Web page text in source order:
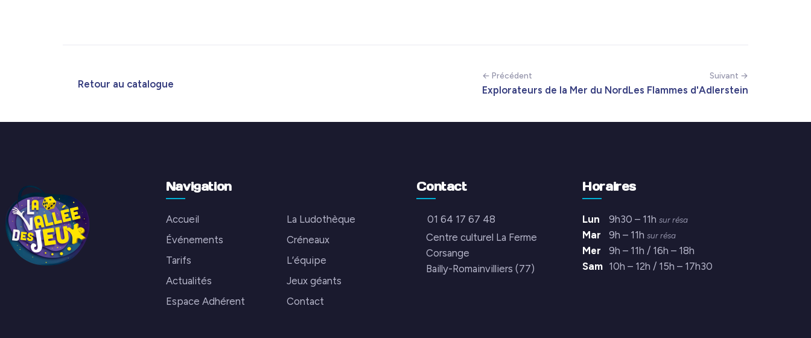
Retour au catalogue
← Précédent
Explorateurs de la Mer du Nord
Suivant →
Les Flammes d'Adlerstein
Navigation
Accueil
La Ludothèque
Événements
Créneaux
Tarifs
L’équipe
Actualités
Jeux géants
Espace Adhérent
Contact
Contact
01 64 17 67 48
Centre culturel La Ferme
Corsange
Bailly-Romainvilliers (77)
Horaires
Lun 9h30 – 11hsur résa
Mar 9h – 11hsur résa
Mer
9h – 11h / 16h – 18h
Sam 10h – 12h / 15h – 17h30